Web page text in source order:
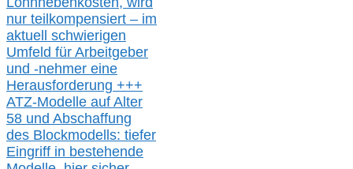
nur teilkompensiert – im
aktuell schwierigen
Umfeld für Arbeitgeber
und -nehmer eine
Herausforderung +++
ATZ-Modelle auf Alter
58 und Abschaffung
des Blockmodells: tiefer
Eingriff in bestehende